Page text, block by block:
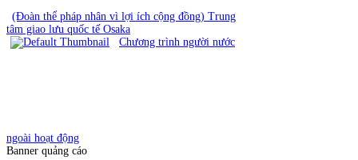
(Đoàn thể pháp nhân vì lợi ích cộng đồng) Trung
tâm giao lưu quốc tế Osaka
Chương trình người nước
ngoài hoạt động
Banner quảng cáo